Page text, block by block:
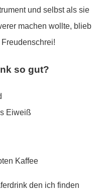
und selbst als sie
machen wollte, blieb
so gut?
Eiweiß
Kaffee
den ich finden